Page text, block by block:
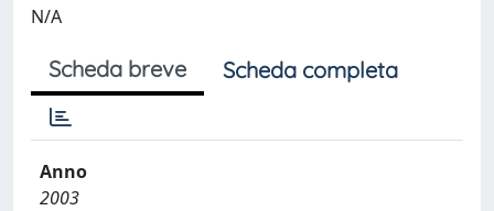
N/A
Scheda breve Scheda completa
Anno
2003